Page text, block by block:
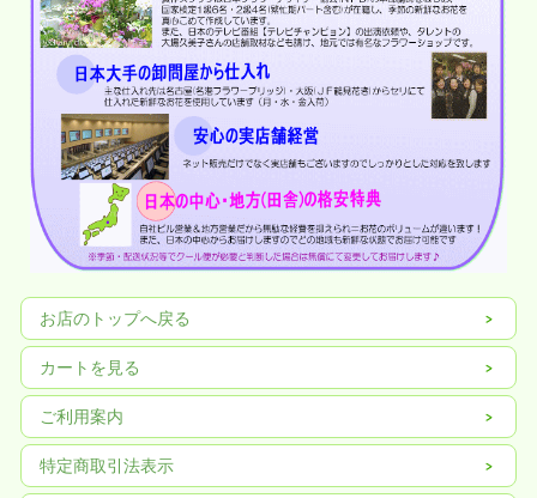
お店のトップへ戻る
カートを見る
ご利用案内
特定商取引法表示